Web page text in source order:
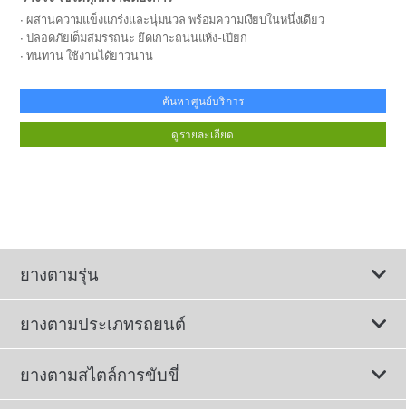
ผสานความแข็งแกร่งและนุ่มนวล พร้อมความเงียบในหนึ่งเดียว
ปลอดภัยเต็มสมรรถนะ ยึดเกาะถนนแห้ง-เปียก
ทนทาน ใช้งานได้ยาวนาน
ค้นหาศูนย์บริการ
ดูรายละเอียด
ยางตามรุ่น
ยางตามประเภทรถยนต์
ดูยางทั้งหมด
ยางตามสไตล์การขับขี่